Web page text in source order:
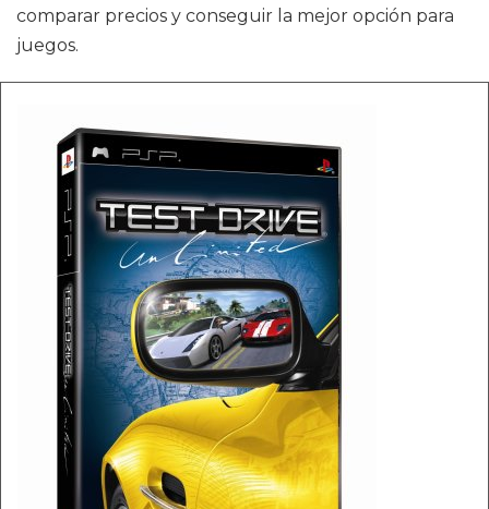
comparar precios y conseguir la mejor opción para
juegos.